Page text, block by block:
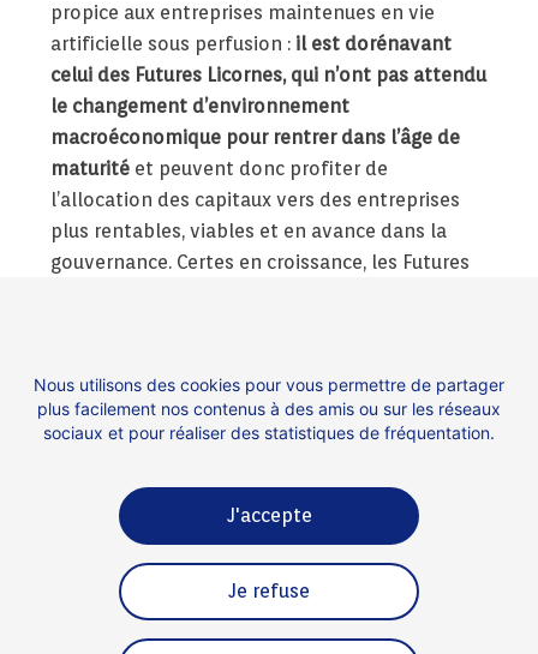
propice aux entreprises maintenues en vie
artificielle sous perfusion : il est dorénavant
celui des Futures Licornes, qui n’ont pas attendu
le changement d’environnement
macroéconomique pour rentrer dans l’âge de
maturité et peuvent donc profiter de
l’allocation des capitaux vers des entreprises
plus rentables, viables et en avance dans la
gouvernance. Certes en croissance, les Futures
technologie et d’innovation dans des marchés
de plus en plus matures.
Contact
Nous utilisons des cookies pour vous permettre de partager
plus facilement nos contenus à des amis ou sur les réseaux
sociaux et pour réaliser des statistiques de fréquentation.
J'accepte
Je refuse